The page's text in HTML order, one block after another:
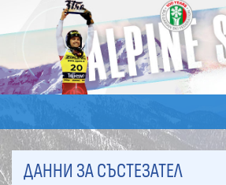
ДАННИ ЗА СЪСТЕЗАТЕЛ